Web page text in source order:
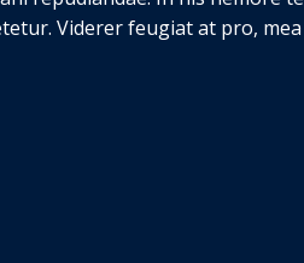
Viderer feugiat at pro,